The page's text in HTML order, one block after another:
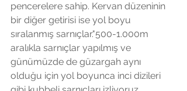
pencerelere sahip. Kervan düzeninin
bir diğer getirisi ise yol boyu
sıralanmış sarnıçlar."500-1.000m
aralıkla sarnıçlar yapılmış ve
günümüzde de güzargah aynı
olduğu için yol boyunca inci dizileri